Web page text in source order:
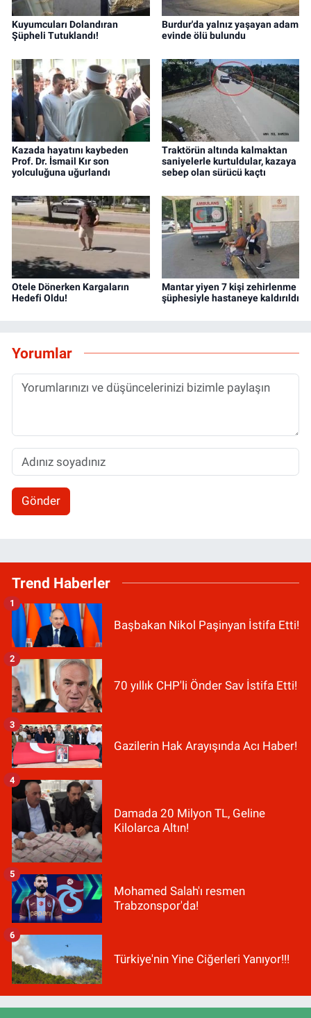
Kuyumcuları Dolandıran
Şüpheli Tutuklandı!
Burdur'da yalnız yaşayan adam
evinde ölü bulundu
Kazada hayatını kaybeden
Prof. Dr. İsmail Kır son
yolculuğuna uğurlandı
Traktörün altında kalmaktan
saniyelerle kurtuldular, kazaya
sebep olan sürücü kaçtı
Otele Dönerken Kargaların
Hedefi Oldu!
Mantar yiyen 7 kişi zehirlenme
şüphesiyle hastaneye kaldırıldı
Yorumlar
Gönder
Trend Haberler
Başbakan Nikol Paşinyan İstifa Etti!
1
70 yıllık CHP'li Önder Sav İstifa Etti!
2
Gazilerin Hak Arayışında Acı Haber!
3
Damada 20 Milyon TL, Geline
Kilolarca Altın!
4
Mohamed Salah'ı resmen
Trabzonspor'da!
5
Türkiye'nin Yine Ciğerleri Yanıyor!!!
6